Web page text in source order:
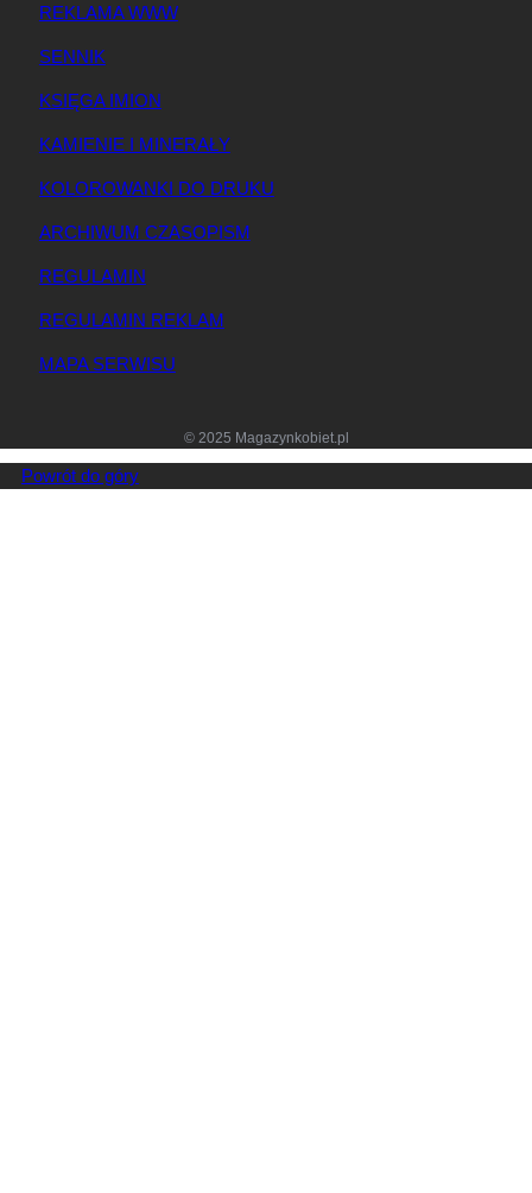
REKLAMA WWW
SENNIK
KSIĘGA IMION
KAMIENIE I MINERAŁY
KOLOROWANKI DO DRUKU
ARCHIWUM CZASOPISM
REGULAMIN
REGULAMIN REKLAM
MAPA SERWISU
© 2025 Magazynkobiet.pl
Powrót do góry